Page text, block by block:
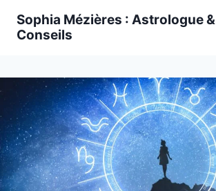
Sophia Mézières : Astrologue &
Conseils